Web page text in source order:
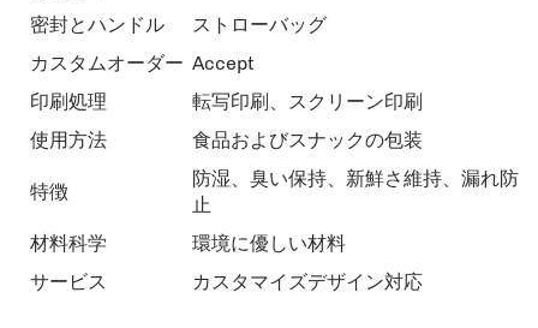
密封とハンドル
ストローバッグ
カスタムオーダー Accept
印刷処理
転写印刷、スクリーン印刷
使用方法
食品およびスナックの包装
特徴
防湿、臭い保持、新鮮さ維持、漏れ防
止
材料科学
環境に優しい材料
サービス
カスタマイズデザイン対応